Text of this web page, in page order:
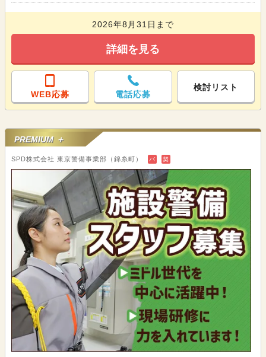
2026年8月31日まで
詳細を見る
WEB応募 電話応募
検討リスト
PREMIUM ＋
SPD株式会社 東京警備事業部（錦糸町） バ 契